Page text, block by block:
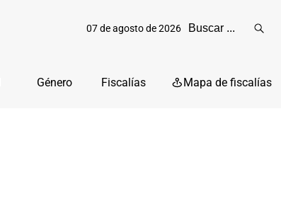
07 de agosto de 2026
Género Fiscalías Mapa de fiscalías